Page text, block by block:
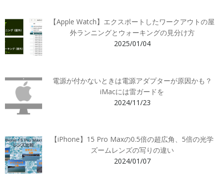
【Apple Watch】エクスポートしたワークアウトの屋
外ランニングとウォーキングの見分け方
2025/01/04
電源が付かないときは電源アダプターが原因かも？
iMacには雷ガードを
2024/11/23
【iPhone】15 Pro Maxの0.5倍の超広角、5倍の光学
ズームレンズの写りの違い
2024/01/07